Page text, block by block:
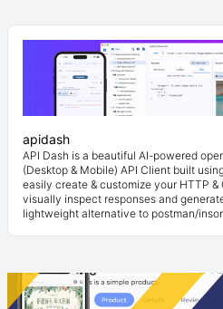
apidash
API Dash is a beautiful AI-powered
(Desktop & Mobile) API Client built
easily create & customize your HTTP &
visually inspect responses and
lightweight alternative to postman/